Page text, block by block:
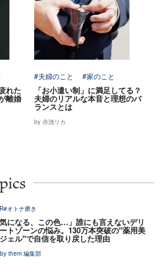
れた
離婚
#夫婦のこと #家のこと
「お小遣い制」に満足してる？
夫婦のリアルな本音と理想のバ
ランスとは
by 赤池リカ
#オトナ磨き
気になる、この色…」誰にも言えないデリ
トゾーンの悩み。130万本突破の"薬用美
ェル"で自信を取り戻した理由
them 編集部